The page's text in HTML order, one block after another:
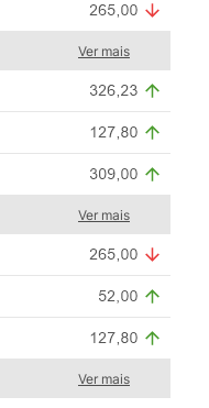
Ver mais
Ver mais
Ver mais